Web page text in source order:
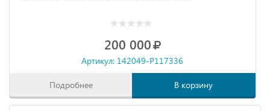
200 000
Артикул: 142049-P117336
Подробнее В корзину